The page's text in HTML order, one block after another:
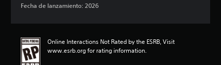
Fecha de lanzamiento: 2026
Online Interactions Not Rated by the ESRB, Visit
www.esrb.org for rating information.